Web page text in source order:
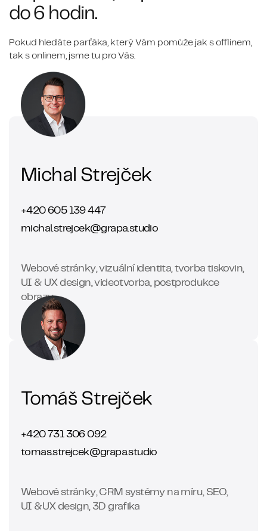
do 6 hodin.
Pokud hledáte parťáka, který Vám pomůže jak s offlinem,
tak s onlinem, jsme tu pro Vás.
Michal Strejček
+420 605 139 447
michal.strejcek@grapa.studio
Webové stránky, vizuální identita, tvorba tiskovin,
UI & UX design, videotvorba, postprodukce
obrazu
Tomáš Strejček
+420 731 306 092
tomas.strejcek@grapa.studio
Webové stránky, CRM systémy na míru, SEO,
UI &UX design, 3D grafika